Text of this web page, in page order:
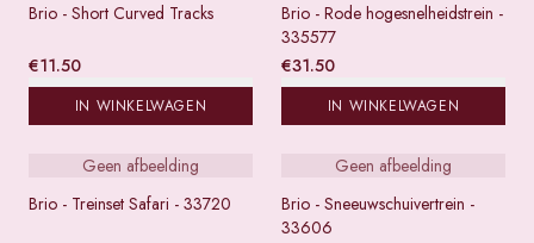
Brio - Short Curved Tracks
€11.50
IN WINKELWAGEN
Brio - Rode hogesnelheidstrein -
335577
€31.50
IN WINKELWAGEN
Geen afbeelding
Brio - Treinset Safari - 33720
Geen afbeelding
Brio - Sneeuwschuivertrein -
33606